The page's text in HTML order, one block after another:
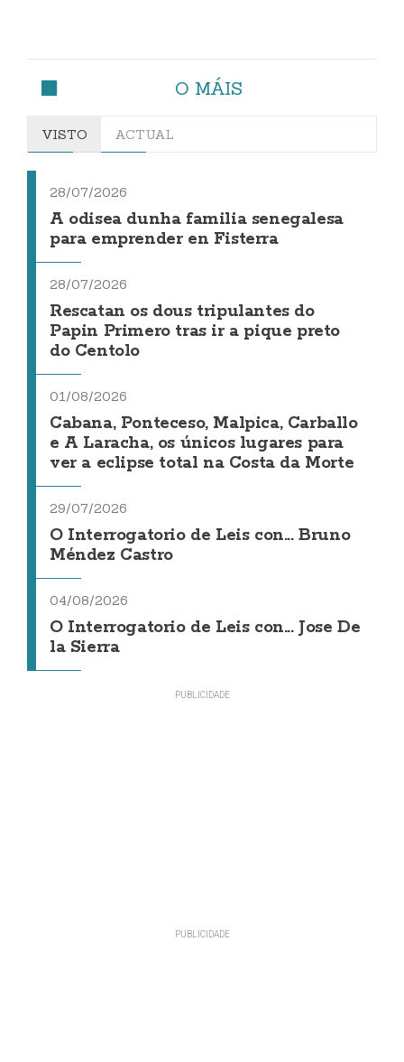
O MÁIS
VISTO ACTUAL
28/07/2026
A odisea dunha familia senegalesa
para emprender en Fisterra
28/07/2026
Rescatan os dous tripulantes do
Papin Primero tras ir a pique preto
do Centolo
01/08/2026
Cabana, Ponteceso, Malpica, Carballo
e A Laracha, os únicos lugares para
ver a eclipse total na Costa da Morte
29/07/2026
O Interrogatorio de Leis con... Bruno
Méndez Castro
04/08/2026
O Interrogatorio de Leis con... Jose De
la Sierra